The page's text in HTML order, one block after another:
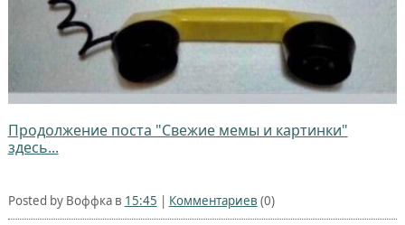
Продолжение поста "Свежие мемы и картинки"
здесь...
Posted by Воффка в 15:45 | Комментариев (0)